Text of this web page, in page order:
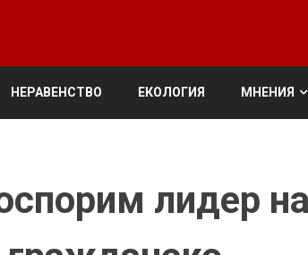
НЕРАВЕНСТВО ЕКОЛОГИЯ МНЕНИЯ
лидер на